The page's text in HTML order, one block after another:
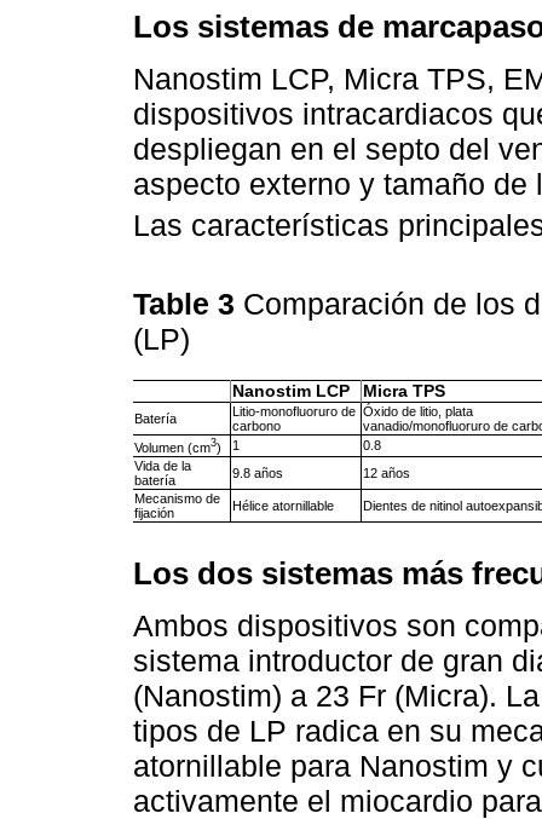
Los sistemas de
Nanostim LCP, Micra TPS,
dispositivos intracardiacos
despliegan en el septo del
aspecto externo y tamaño
Las características
Table 3 Comparación de los
(LP)
Nanostim LCP Micra TPS
Batería
Litio-monofluoruro de
carbono
Óxido de litio, plata
vanadio/monofluoruro de
Volumen (cm3) 1
0.8
Vida de la
batería
9.8 años
12 años
Mecanismo de
fijación
Hélice atornillable Dientes de nitinol
Los dos sistemas más
Ambos dispositivos son
sistema introductor de gran
(Nanostim) a 23 Fr (Micra).
tipos de LP radica en su
atornillable para Nanostim y
activamente el miocardio